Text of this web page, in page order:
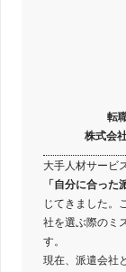
転
株式会
大手人材サービ
「自分に合った
じてきました。
社を選ぶ際のミ
す。
現在、派遣会社